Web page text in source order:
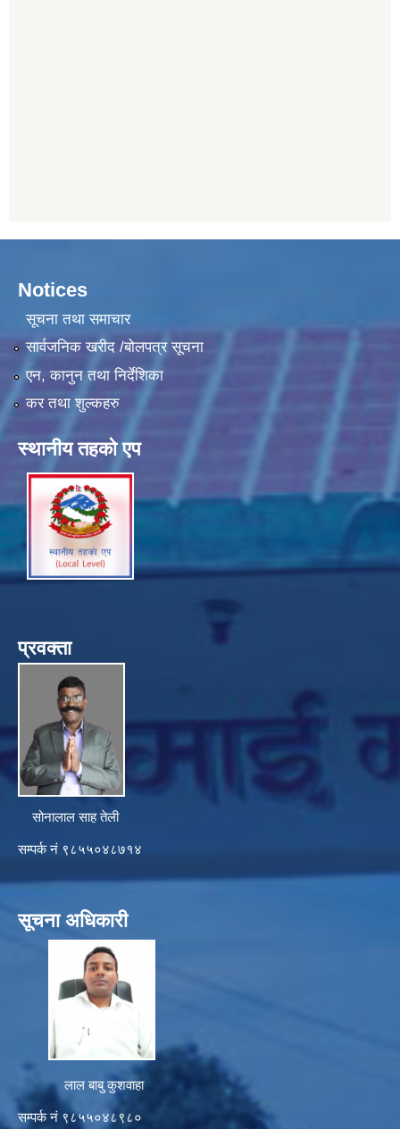
Notices
सूचना तथा समाचार
सार्वजनिक खरीद /बोलपत्र सूचना
एन, कानुन तथा निर्देशिका
कर तथा शुल्कहरु
स्थानीय तहको एप
प्रवक्ता
सोनालाल साह तेली
सम्पर्क नं ९८५५०४८७१४
सूचना अधिकारी
लाल बाबु कुशवाहा
सम्पर्क नं ९८५५०४८९८०